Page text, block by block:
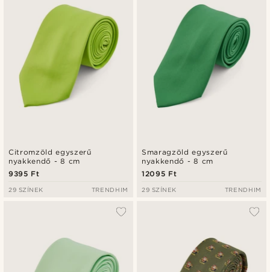
Citromzöld egyszerű
nyakkendő - 8 cm
9395 Ft
29 SZÍNEK TRENDHIM
Smaragzöld egyszerű
nyakkendő - 8 cm
12095 Ft
29 SZÍNEK TRENDHIM